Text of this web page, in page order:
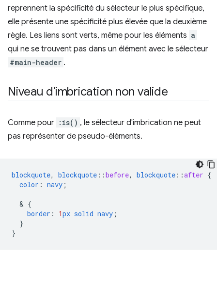
reprennent la spécificité du sélecteur le plus spécifique,
elle présente une spécificité plus élevée que la deuxième
règle. Les liens sont verts, même pour les éléments a
qui ne se trouvent pas dans un élément avec le sélecteur
#main-header .
Niveau d'imbrication non valide
Comme pour :is() , le sélecteur d'imbrication ne peut
pas représenter de pseudo-éléments.
blockquote, blockquote ::before, blockquote ::after {
color : navy ;
  &
{
border : 1px solid navy ;
}
}